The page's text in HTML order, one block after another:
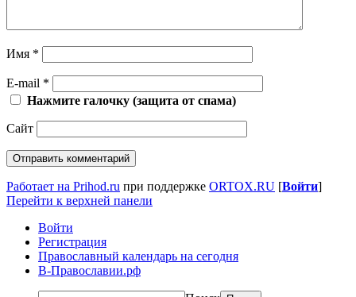
Имя *
E-mail *
Нажмите галочку (защита от спама)
Сайт
Работает на Prihod.ru при поддержке ORTOX.RU [Войти]
Перейти к верхней панели
Войти
Регистрация
Православный календарь на сегодня
В-Православии.рф